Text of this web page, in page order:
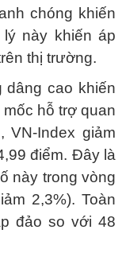
chóng khiến
này khiến áp
thị trường.
dâng cao khiến
hỗ trợ quan
VN-Index giảm
điểm. Đây là
này trong vòng
2,3%). Toàn
đảo so với 48